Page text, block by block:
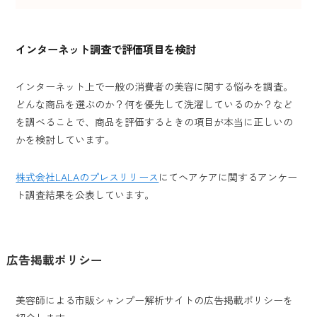
インターネット調査で評価項目を検討
インターネット上で一般の消費者の美容に関する悩みを調査。
どんな商品を選ぶのか？何を優先して洗濯しているのか？など
を調べることで、商品を評価するときの項目が本当に正しいの
かを検討しています。
株式会社LALAのプレスリリース にてヘアケアに関するアンケー
ト調査結果を公表しています。
広告掲載ポリシー
美容師による市販シャンプー解析サイトの広告掲載ポリシーを